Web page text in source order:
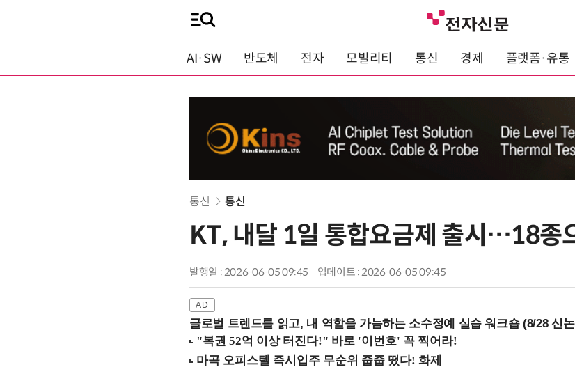
AI·SW 반도체 전자 모빌리티 통신 경제 플랫폼·유통
통신 통신
KT, 내달 1일 통합요금제 출시…18종
발행일 : 2026-06-05 09:45 업데이트 : 2026-06-05 09:45
글로벌 트렌드를 읽고, 내 역할을 가늠하는 소수정예 실습 워크숍 (8/28 신